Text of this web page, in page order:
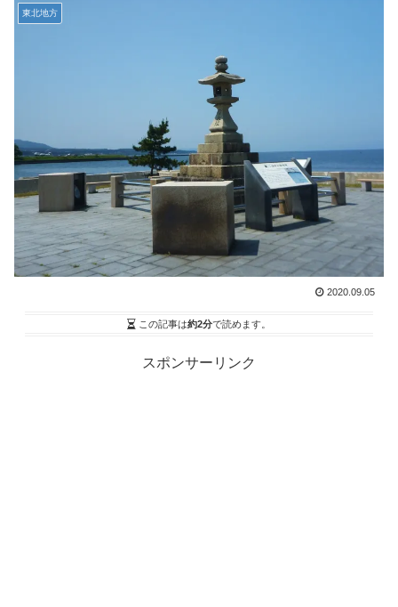
東北地方
2020.09.05
この記事は約2分で読めます。
スポンサーリンク